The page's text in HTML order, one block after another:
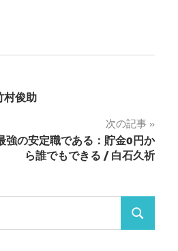
村俊助
次の記事
強の安定職である：貯金0円か
ら誰でもできる / 白石久祈
検